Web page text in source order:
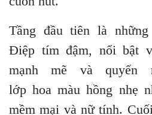
Tầng đầu tiên là
Điệp tím đậm, nổi bật
mạnh mẽ và quyến
lớp hoa màu hồng nhẹ
mềm mại và nữ tính.